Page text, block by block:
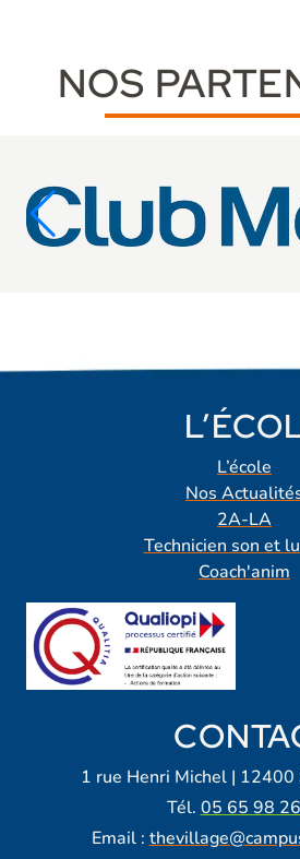
NOS
L’école
Nos
2A-LA
Technicien son et
Coach'anim
1 rue Henri Michel |
Tél. 05 65 98
Email :